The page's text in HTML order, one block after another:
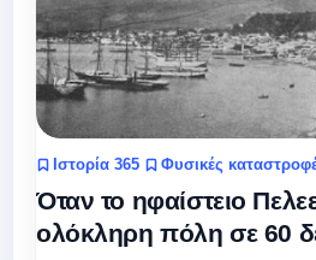
Ιστορία 365 Φυσικές
Όταν το ηφαίστειο
ολόκληρη πόλη σε 60